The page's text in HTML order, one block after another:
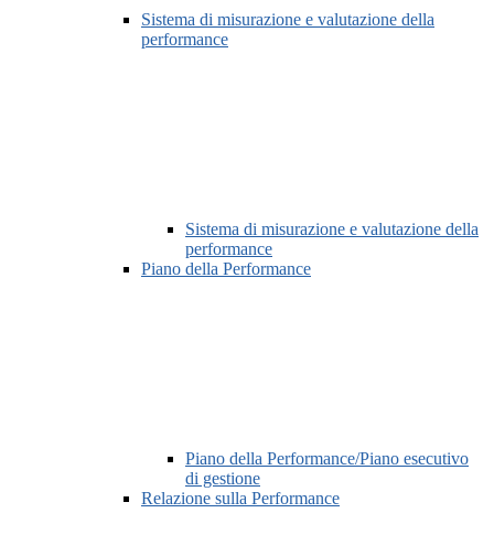
Sistema di misurazione e valutazione della
performance
Sistema di misurazione e valutazione della
performance
Piano della Performance
Piano della Performance/Piano esecutivo
di gestione
Relazione sulla Performance